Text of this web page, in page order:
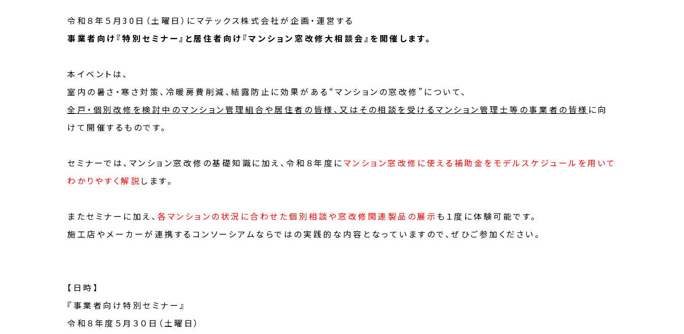
令和８年５月30日（土曜日）にマテックス株式会社が企画・運営する
事業者向け『特別セミナー』と居住者向け『マンション窓改修大相談会』を開催します。
本イベントは、
室内の暑さ・寒さ対策、冷暖房費削減、結露防止に効果がある“マンションの窓改修”について、
全戸・個別改修を検討中のマンション管理組合や居住者の皆様、又はその相談を受けるマンション管理士等の事業者の皆様 に向
けて開催するものです。
セミナーでは、マンション窓改修の基礎知識に加え、令和８年度にマンション窓改修に使える補助金をモデルスケジュールを用いて
わかりやすく解説 します。
またセミナーに加え、各マンションの状況に合わせた個別相談や窓改修関連製品の展示 も１度に体験可能です。
施工店やメーカーが連携するコンソーシアムならではの実践的な内容となっていますので、ぜひご参加ください。
【日時】
『事業者向け特別セミナー』
令和８年度５月３０日（土曜日）